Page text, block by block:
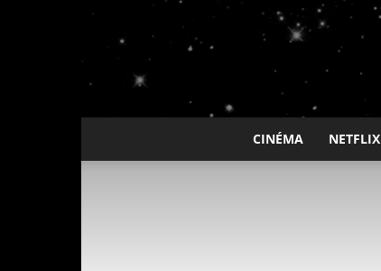
CINÉMA NETFLIX